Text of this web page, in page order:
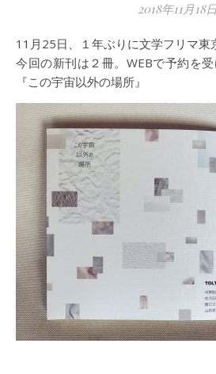
2018年11月18
11月25日、１年ぶりに文学フリマ東
今回の新刊は２冊。WEBで予約を
『この宇宙以外の場所』